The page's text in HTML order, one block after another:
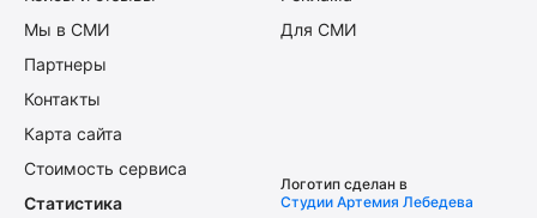
Мы в СМИ
Партнеры
Контакты
Карта сайта
Стоимость сервиса
Для СМИ
Статистика
Логотип сделан в
Студии Артемия Лебедева